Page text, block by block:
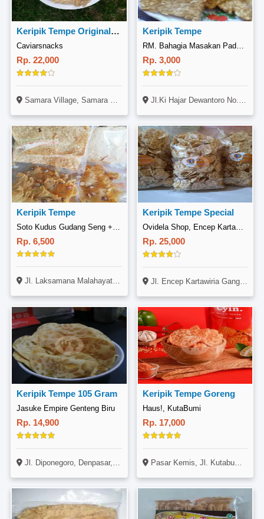
Keripik Tempe Original 200Gr
Caviarsnacks
Rp. 22,000
Samara Village, Samara 17 No.1
Keripik Tempe
Rp. 3,000
Jl.Ki Hajar Dewantoro No.94 Km 2 Kel.Gondrong Kec.Cipondoh-Tangerang
Keripik Tempe
Rp. 6,500
Jl. Laksamana Malahayati No. 3A, Kalimalang, Jakarta Timur
Keripik Tempe Special
Ovidela Shop, Encep Kartawiria
Rp. 25,000
Jl. Encep Kartawiria Gang Alpakah 5, Cihanjuang, Bojonegara
Keripik Tempe 105 Gram
Jasuke Empire Genteng Biru
Rp. 14,900
Jl. Diponegoro, Denpasar, Bali
Keripik Tempe Goreng
Haus!, KutaBumi
Rp. 17,000
Pasar Kemis, Jl. Kutabumi Raya, Periuk, Tangerang